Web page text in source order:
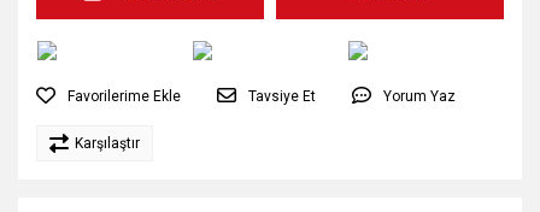
Tavsiye Et Yorum Yaz
Karşılaştır